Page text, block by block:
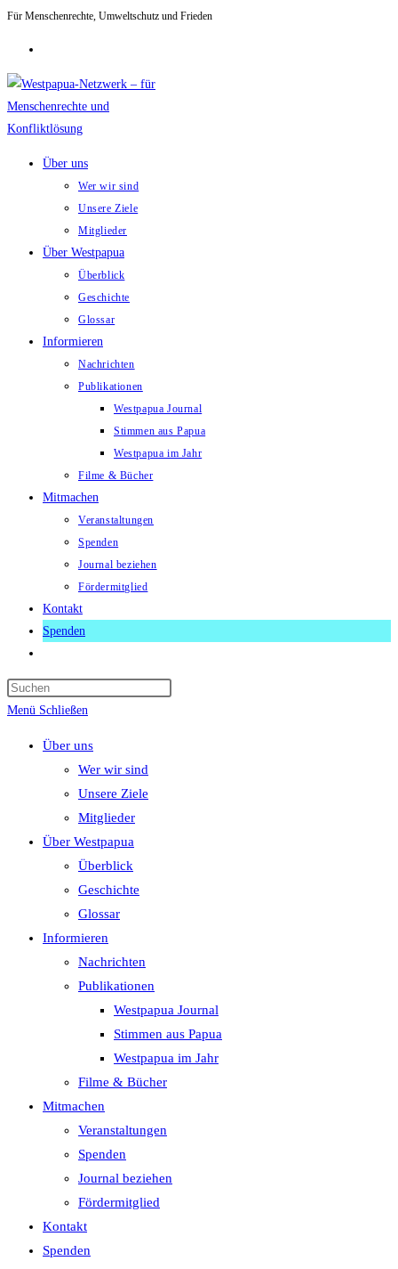
Zum
Für Menschenrechte, Umweltschutz und Frieden
Über uns
Wer wir sind
Unsere Ziele
Mitglieder
Über Westpapua
Überblick
Geschichte
Glossar
Informieren
Nachrichten
Publikationen
Westpapua Journal
Stimmen aus Papua
Westpapua im Jahr
Filme & Bücher
Mitmachen
Veranstaltungen
Spenden
Journal beziehen
Fördermitglied
Kontakt
Spenden
umschalten
Menü Schließen
Über uns
Wer wir sind
Unsere Ziele
Mitglieder
Über Westpapua
Überblick
Geschichte
Glossar
Informieren
Nachrichten
Publikationen
Westpapua Journal
Stimmen aus Papua
Westpapua im Jahr
Filme & Bücher
Mitmachen
Veranstaltungen
Spenden
Journal beziehen
Fördermitglied
Kontakt
Spenden